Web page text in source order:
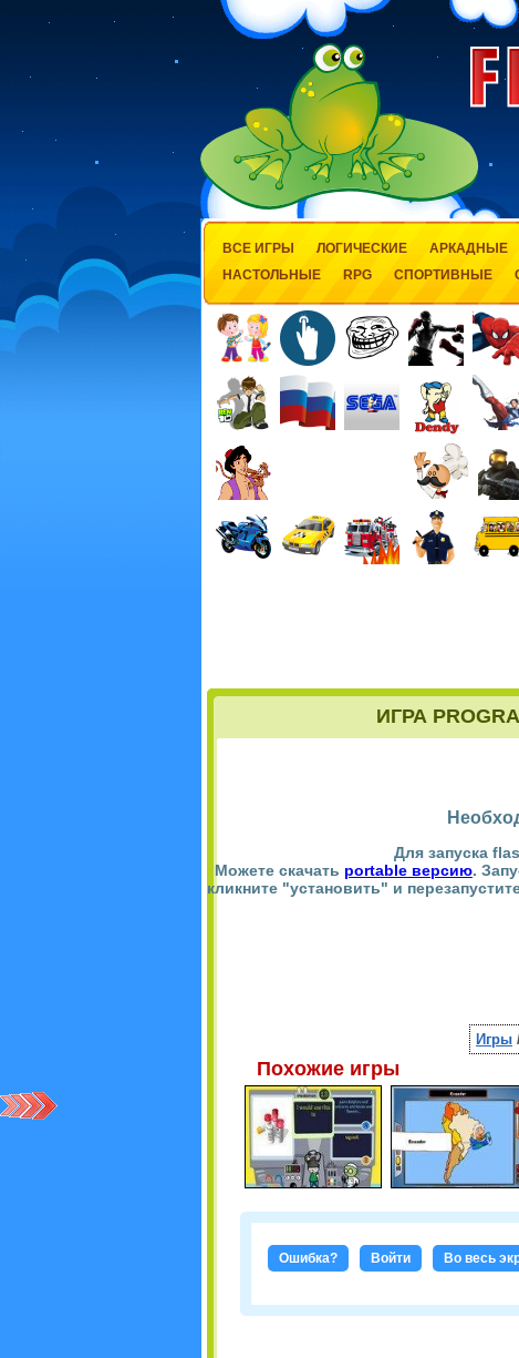
ВСЕ ИГРЫ ЛОГИЧЕСКИЕ АРКАДНЫЕ
НАСТОЛЬНЫЕ
RPG СПОРТИВНЫЕ
ИГРА
Для запуска
Можете скачать portable версию.
кликните "установить" и
Игры
Похожие игры
Ошибка? Войти Во весь